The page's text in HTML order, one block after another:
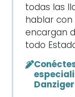
todas las
hablar con
encargan
todo
Danziger